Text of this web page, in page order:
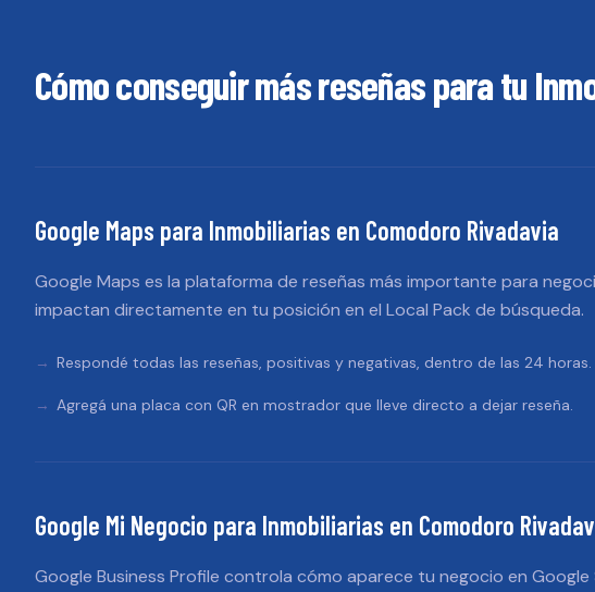
Cómo conseguir más reseñas para tu
Google Maps para Inmobiliarias en Comodoro Rivadavia
Google Maps es la plataforma de reseñas más importante para
impactan directamente en tu posición en el Local Pack de búsqueda.
Respondé todas las reseñas, positivas y negativas, dentro de las 24 horas.
Agregá una placa con QR en mostrador que lleve directo a dejar reseña.
Google Mi Negocio para Inmobiliarias en Comodoro
Google Business Profile controla cómo aparece tu negocio en Google